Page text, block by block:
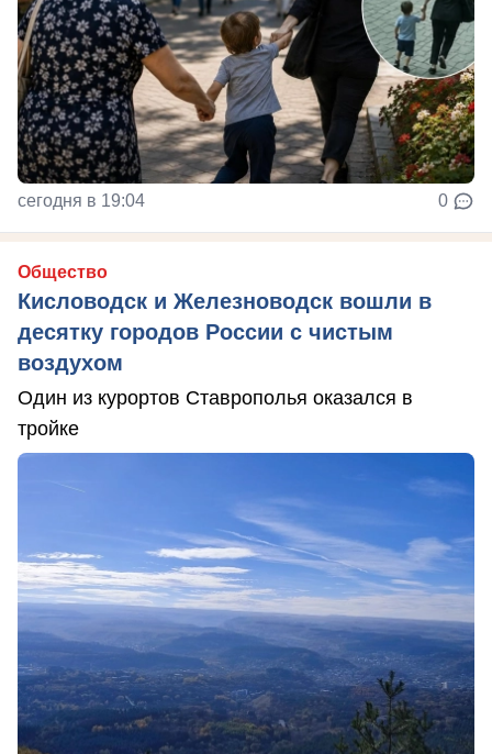
сегодня в 19:04 0
Общество
Кисловодск и Железноводск вошли в
десятку городов России с чистым
воздухом
Один из курортов Ставрополья оказался в
тройке